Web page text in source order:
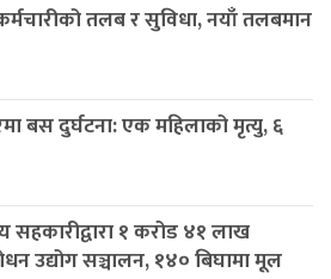
तलब र सुविधा, नयाँ तलबमान
बस दुर्घटना: एक महिलाको मृत्यु, ६
सहकारीद्वारा १ करोड ४१ लाख
उद्योग सञ्चालन, १४० बिघामा मूल